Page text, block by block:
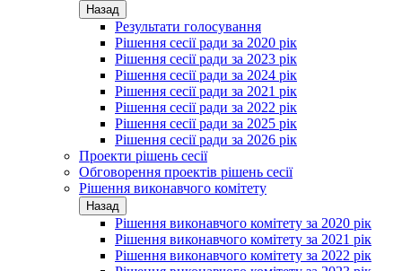
Назад
Результати голосування
Рішення сесії ради за 2020 рік
Рішення сесії ради за 2023 рік
Рішення сесії ради за 2024 рік
Рішення сесії ради за 2021 рік
Рішення сесії ради за 2022 рік
Рішення сесії ради за 2025 рік
Рішення сесії ради за 2026 рік
Проекти рішень сесії
Обговорення проектів рішень сесії
Рішення виконавчого комітету
Назад
Рішення виконавчого комітету за 2020 рік
Рішення виконавчого комітету за 2021 рік
Рішення виконавчого комітету за 2022 рік